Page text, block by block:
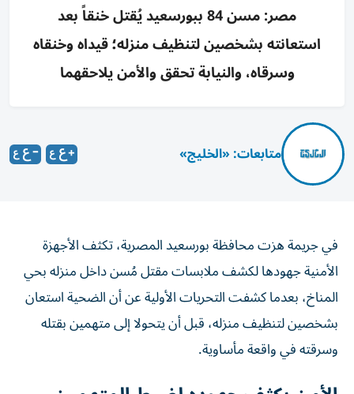
مصر: مسن 84 ببورسعيد يُقتل خنقاً بعد
استعانته بشخصين لتنظيف منزله؛ قيداه وخنقاه
وسرقاه، والنيابة تحقق والأمن يلاحقهما
متابعات: «الخليج»
في جريمة هزت محافظة بورسعيد المصرية، تكثف الأجهزة
الأمنية جهودها لكشف ملابسات مقتل مُسن داخل منزله بحي
المناخ، بعدما كشفت التحريات الأولية عن أن الضحية استعان
بشخصين لتنظيف منزله، قبل أن يتحولا إلى متهمين بقتله
وسرقته في واقعة مأساوية.
الأمن يكثف جهوده لضبط المتهمين